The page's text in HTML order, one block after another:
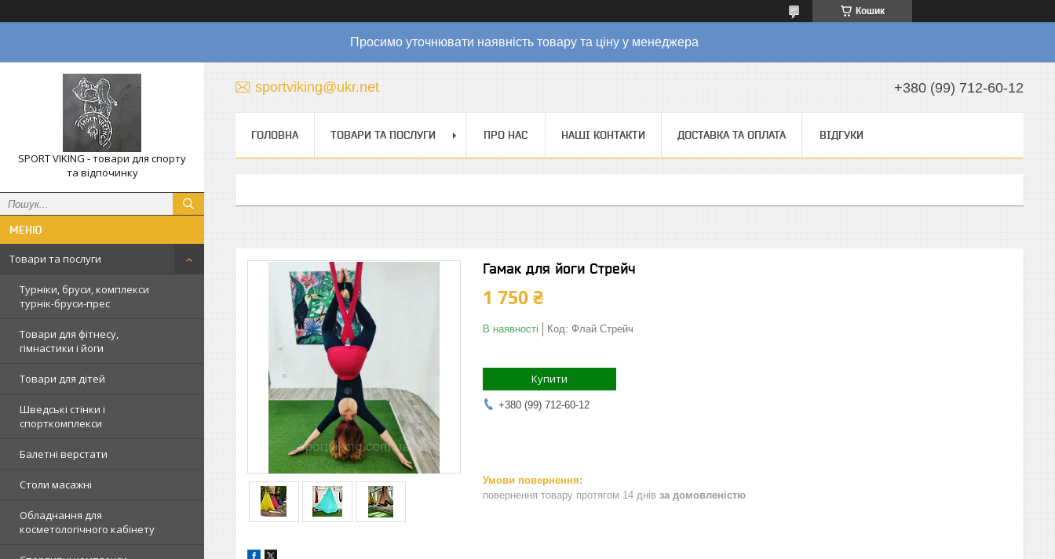
Кошик
Просимо уточнювати наявність товару та ціну у менеджера
SPORT VIKING - товари для спорту
та відпочинку
Товари та послуги
Турніки, бруси, комплекси
турнік-бруси-прес
Товари для фітнесу,
гімнастики і йоги
Товари для дітей
Шведські стінки і
спорткомплекси
Балетні верстати
Столи масажні
Обладнання для
косметологічного кабінету
sportviking@ukr.net +380 (99) 712-60-12
ГОЛОВНА ТОВАРИ ТА ПОСЛУГИ ПРО НАС НАШІ КОНТАКТИ ДОСТАВКА ТА ОПЛАТА ВІДГУКИ
Гамак для йоги Стрейч
1 750 ₴
В наявності Код: Флай Стрейч
Купити
+380 (99) 712-60-12
повернення товару протягом 14 днів за домовленістю